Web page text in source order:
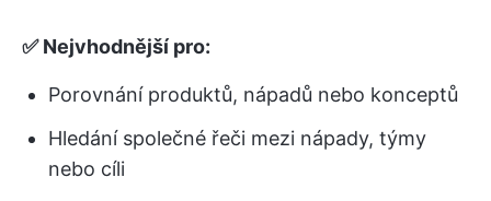
✅ Nejvhodnější pro:
Porovnání produktů, nápadů nebo konceptů
Hledání společné řeči mezi nápady, týmy
nebo cíli